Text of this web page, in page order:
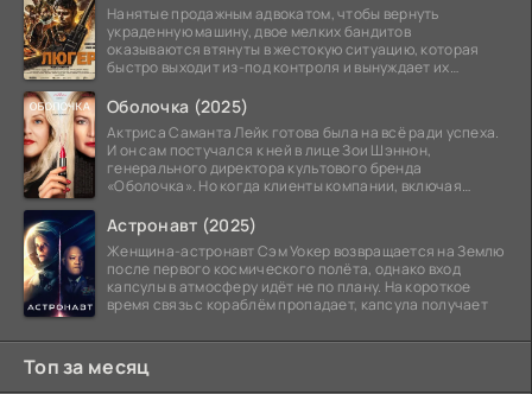
Нанятые продажным адвокатом, чтобы вернуть
украденную машину, двое мелких бандитов
оказываются втянуты в жестокую ситуацию, которая
быстро выходит из-под контроля и вынуждает их
Оболочка (2025)
Актриса Саманта Лейк готова была на всё ради успеха.
И он сам постучался к ней в лице Зои Шэннон,
генерального директора культового бренда
«Оболочка». Но когда клиенты компании, включая
Астронавт (2025)
Женщина-астронавт Сэм Уокер возвращается на Землю
после первого космического полёта, однако вход
капсулы в атмосферу идёт не по плану. На короткое
время связь с кораблём пропадает, капсула получает
Топ за месяц